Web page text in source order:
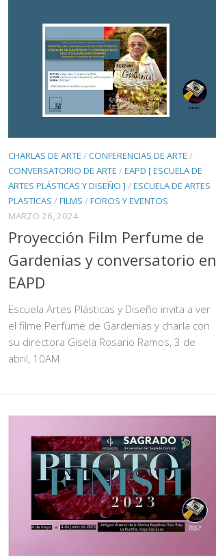
CHARLAS DE ARTE /CONFERENCIAS DE ARTE /
CONVERSATORIO DE ARTE /EAPD [ ESCUELA DE
ARTES PLÁSTICAS Y DISEÑO ] /ESCUELA DE ARTES
PLASTICAS /FILMS /FOROS Y EVENTOS
MARZO 26, 2024
Proyección Film Perfume de
Gardenias y conversatorio en
EAPD
Escuela Artes Plásticas y Diseño invita a ver
el filme Perfume de Gardenias y charla con
su directora Gisela Rosario Ramos, 3 de
abril, 10AM